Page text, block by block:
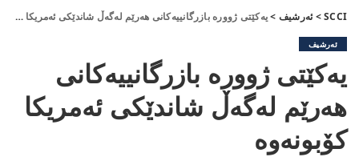
SCCI
>ئەرشیف >یەكێتی ژوورە بازرگانییەكانی هەرێم لەگەڵ شاندێكی ئەمریكا كۆبونەوە
ئەرشیف
یەكێتی ژوورە بازرگانییەكانی
هەرێم لەگەڵ شاندێكی ئەمریكا
كۆبونەوە